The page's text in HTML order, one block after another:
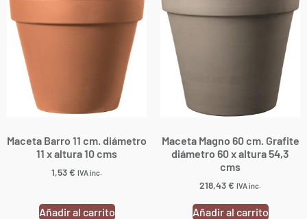
Maceta Barro 11 cm. diámetro
11 x altura 10 cms
1,53€ IVA inc.
Añadir al carrito
Maceta Magno 60 cm. Grafite
diámetro 60 x altura 54,3
cms
218,43€ IVA inc.
Añadir al carrito